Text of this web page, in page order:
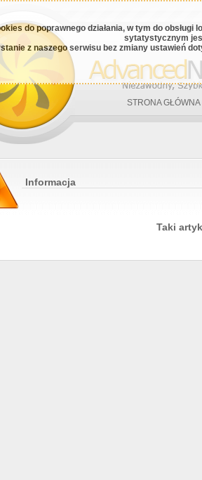
do poprawnego działania, w tym do
sytatystycznym
z naszego serwisu bez zmiany ustawień
STRONA GŁÓWNA
Informacja
Taki